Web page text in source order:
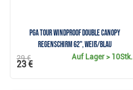
PGA Tour Windproof Double Canopy
Regenschirm 62", weiß/blau
Auf Lager> 10Stk.
29 €
23 €